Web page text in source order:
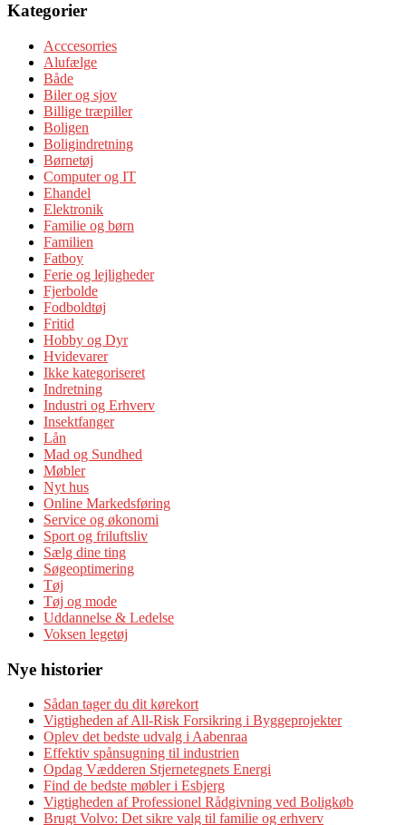
Kategorier
Acccesorries
Alufælge
Både
Biler og sjov
Billige træpiller
Boligen
Boligindretning
Børnetøj
Computer og IT
Ehandel
Elektronik
Familie og børn
Familien
Fatboy
Ferie og lejligheder
Fjerbolde
Fodboldtøj
Fritid
Hobby og Dyr
Hvidevarer
Ikke kategoriseret
Indretning
Industri og Erhverv
Insektfanger
Lån
Mad og Sundhed
Møbler
Nyt hus
Online Markedsføring
Service og økonomi
Sport og friluftsliv
Sælg dine ting
Søgeoptimering
Tøj
Tøj og mode
Uddannelse & Ledelse
Voksen legetøj
Nye historier
Sådan tager du dit kørekort
Vigtigheden af All-Risk Forsikring i Byggeprojekter
Oplev det bedste udvalg i Aabenraa
Effektiv spånsugning til industrien
Opdag Vædderen Stjernetegnets Energi
Find de bedste møbler i Esbjerg
Vigtigheden af Professionel Rådgivning ved Boligkøb
Brugt Volvo: Det sikre valg til familie og erhverv